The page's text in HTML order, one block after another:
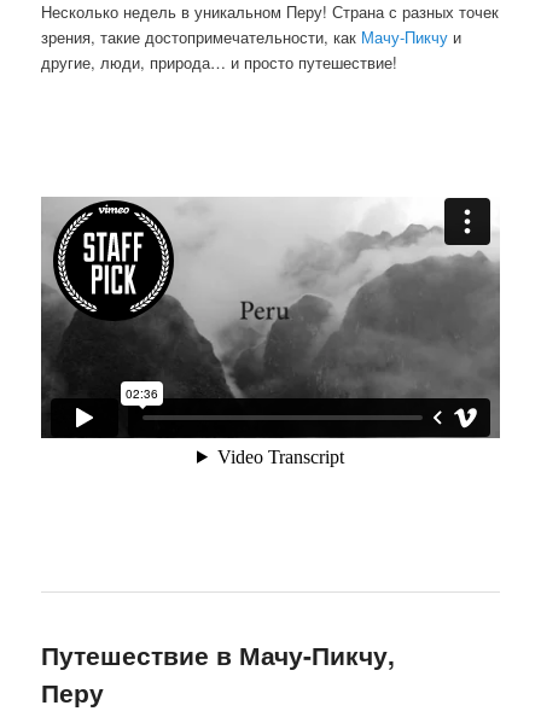
Несколько недель в уникальном Перу! Страна с разных точек
зрения, такие достопримечательности, как Мачу-Пикчу и
другие, люди, природа… и просто путешествие!
Путешествие в Мачу-Пикчу,
Перу